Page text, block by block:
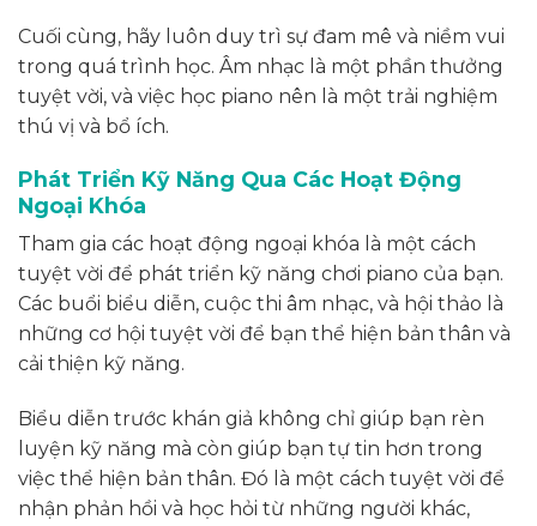
Cuối cùng, hãy luôn duy trì sự đam mê và niềm vui
trong quá trình học. Âm nhạc là một phần thưởng
tuyệt vời, và việc học piano nên là một trải nghiệm
thú vị và bổ ích.
Phát Triển Kỹ Năng Qua Các Hoạt Động
Ngoại Khóa
Tham gia các hoạt động ngoại khóa là một cách
tuyệt vời để phát triển kỹ năng chơi piano của bạn.
Các buổi biểu diễn, cuộc thi âm nhạc, và hội thảo là
những cơ hội tuyệt vời để bạn thể hiện bản thân và
cải thiện kỹ năng.
Biểu diễn trước khán giả không chỉ giúp bạn rèn
luyện kỹ năng mà còn giúp bạn tự tin hơn trong
việc thể hiện bản thân. Đó là một cách tuyệt vời để
nhận phản hồi và học hỏi từ những người khác,